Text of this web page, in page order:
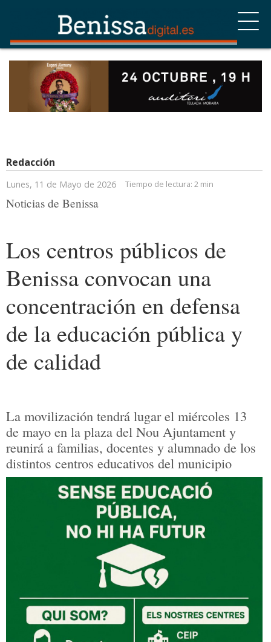
Redacción
Lunes, 11 de Mayo de 2026 Tiempo de lectura: 2 min
Noticias de Benissa
Los centros públicos de
Benissa convocan una
concentración en defensa
de la educación pública y
de calidad
La movilización tendrá lugar el miércoles 13
de mayo en la plaza del Nou Ajuntament y
reunirá a familias, docentes y alumnado de los
distintos centros educativos del municipio